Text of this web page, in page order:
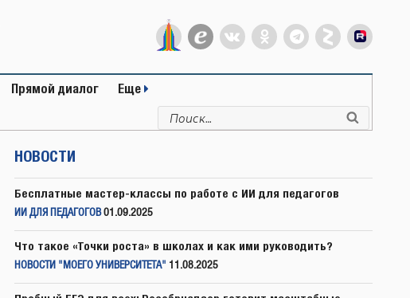
Прямой диалог Еще
Искать:
НОВОСТИ
Бесплатные мастер-классы по работе с ИИ для педагогов
ИИ ДЛЯ ПЕДАГОГОВ 01.09.2025
Что такое «Точки роста» в школах и как ими руководить?
НОВОСТИ "МОЕГО УНИВЕРСИТЕТА" 11.08.2025